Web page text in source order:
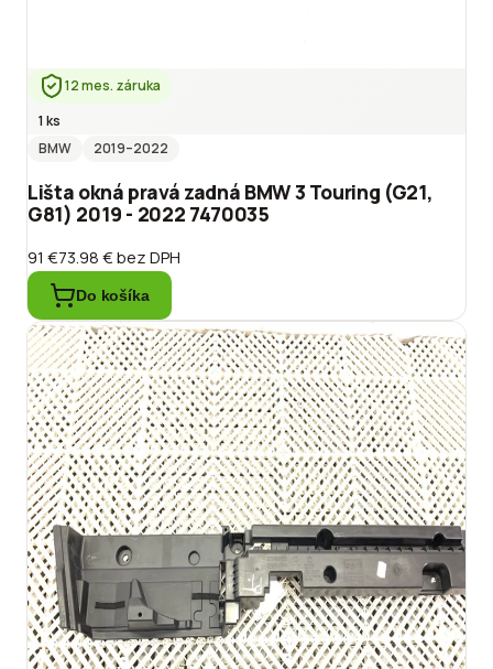
12 mes. záruka
1 ks
BMW
2019–2022
Lišta okná pravá zadná BMW 3 Touring (G21,
G81) 2019 - 2022 7470035
91 €73.98 €bez DPH
Do košíka